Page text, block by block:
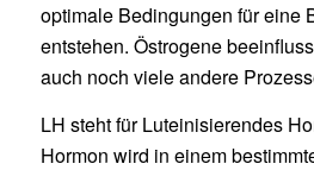
optimale Bedingungen für eine
entstehen. Östrogene
auch noch viele andere
LH steht für Luteinisierendes
Hormon wird in einem